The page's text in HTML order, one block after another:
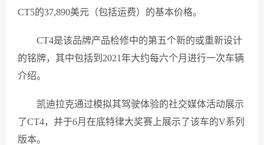
CT5的37,890美元（包括运费）的基本价格。
CT4是该品牌产品检修中的第五个新的或重新设计
的铭牌，其中包括到2021年大约每六个月进行一次车辆
介绍。
凯迪拉克通过模拟其驾驶体验的社交媒体活动展示
了CT4，并于6月在底特律大奖赛上展示了该车的V系列
版本。